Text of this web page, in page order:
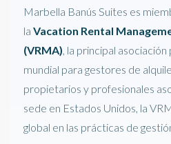
Marbella Banús Suites es
la Vacation Rental
(VRMA) , la principal
mundial para gestores de
propietarios y profesionales
sede en Estados Unidos, la
global en las prácticas de